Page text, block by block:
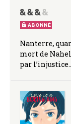
ABONNÉ
Nanterre,
mort de
par